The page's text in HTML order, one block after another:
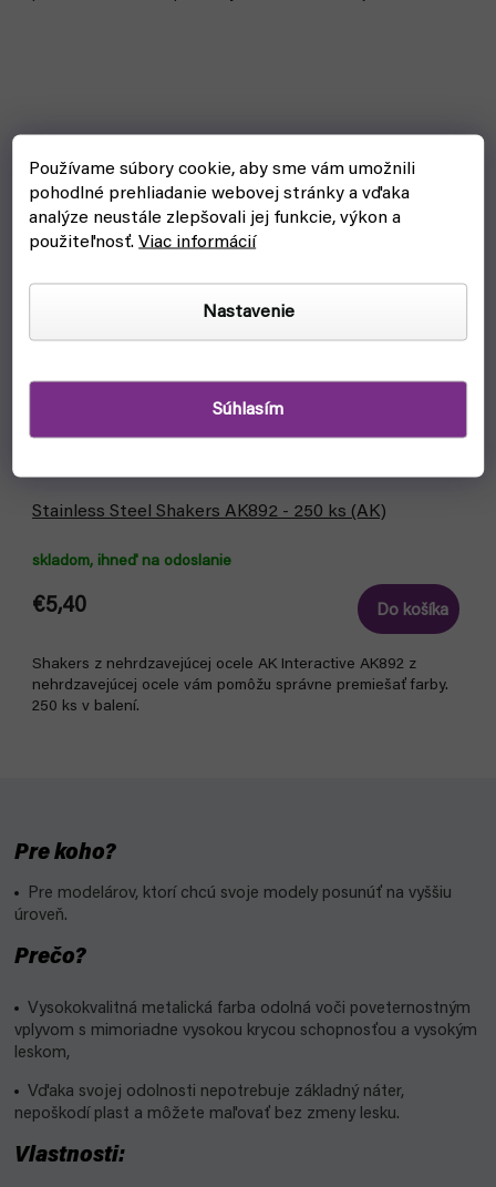
Používame súbory cookie, aby sme vám umožnili
pohodlné prehliadanie webovej stránky a vďaka
analýze neustále zlepšovali jej funkcie, výkon a
použiteľnosť.Viac informácií
Nastavenie
Súhlasím
Stainless Steel Shakers AK892 - 250 ks (AK)
skladom, ihneď na odoslanie
€5,40 Do košíka
Shakers z nehrdzavejúcej ocele AK Interactive AK892 z
nehrdzavejúcej ocele vám pomôžu správne premiešať farby.
250 ks v balení.
Pre koho?
Pre modelárov, ktorí chcú svoje modely posunúť na vyššiu
úroveň.
Prečo?
Vysokokvalitná metalická farba odolná voči poveternostným
vplyvom s mimoriadne vysokou krycou schopnosťou a vysokým
leskom,
Vďaka svojej odolnosti nepotrebuje základný náter,
nepoškodí plast a môžete maľovať bez zmeny lesku.
Vlastnosti: